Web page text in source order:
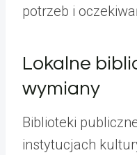
potrzeb i
Lokalne
wymiany
Biblioteki
instytucjach